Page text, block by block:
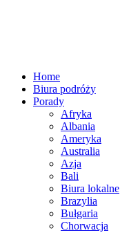
Home
Biura podróży
Porady
Afryka
Albania
Ameryka
Australia
Azja
Bali
Biura lokalne
Brazylia
Bułgaria
Chorwacja